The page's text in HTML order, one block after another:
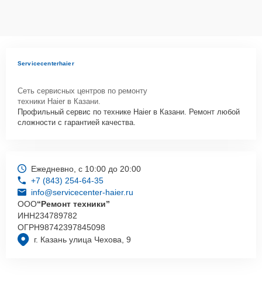
Servicecenterhaier
Сеть сервисных центров по ремонту
техники Haier в Казани.
Профильный сервис по технике Haier в Казани. Ремонт любой
сложности с гарантией качества.
г. Казань улица Чехова, 9
Ежедневно, с 10:00 до 20:00
+7 (843) 254-64-35
info@servicecenter-haier.ru
ООО“Ремонт техники”
ИНН234789782
ОГРН98742397845098